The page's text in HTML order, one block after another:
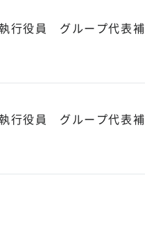
行役員 グループ代表補
行役員 グループ代表補